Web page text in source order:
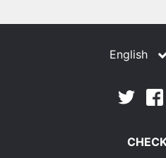
English
Twitter